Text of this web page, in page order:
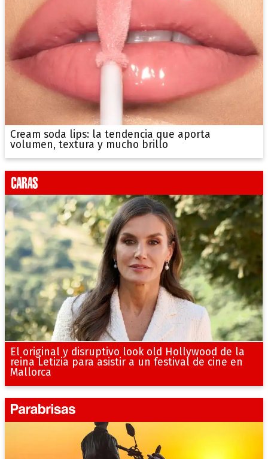
Cream soda lips: la tendencia que aporta
volumen, textura y mucho brillo
El original y disruptivo look old Hollywood de la
reina Letizia para asistir a un festival de cine en
Mallorca